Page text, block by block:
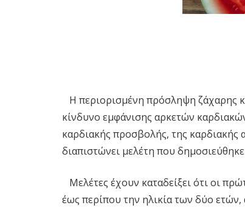
Η περιορισμένη πρόσληψη ζάχαρης
κίνδυνο εμφάνισης αρκετών
καρδιακής προσβολής, της καρδιακής
διαπιστώνει μελέτη που
Μελέτες έχουν καταδείξει ότι οι
έως περίπου την ηλικία των δύο